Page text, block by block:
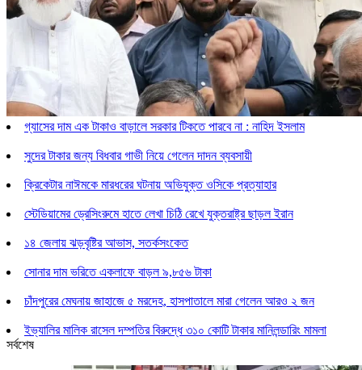
গ্যাসের দাম এক টাকাও বাড়ালে সরকার টিকতে পারবে না : নাহিদ ইসলাম
সুদের টাকার জন্য বিধবার গাভী নিয়ে গেলেন দাদন ব্যবসায়ী
ক্রিকেটার নাঈমকে মারধরের ঘটনায় অভিযুক্ত ওসিকে প্রত্যাহার
স্টেডিয়ামের ড্রেসিংরুমে হাতে লেখা চিঠি রেখে যুক্তরাষ্ট্র ছাড়ল ইরান
১৪ জেলায় ঝড়বৃষ্টির আভাস, সতর্কসংকেত
সোনার দাম ভরিতে একলাফে বাড়ল ৯,৮৫৬ টাকা
চাঁদপুরের মেঘনায় জাহাজে ৫ মরদেহ, হাসপাতালে মারা গেলেন আরও ২ জন
ইভ্যালির মালিক রাসেল দম্পতির বিরুদ্ধে ৩১০ কোটি টাকার মানিলন্ডারিং মামলা
সর্বশেষ